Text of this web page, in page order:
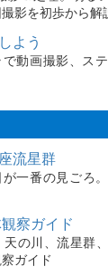
影を初歩から解
よう
動画撮影、ス
流星群
一番の見ごろ
察ガイド
天の川、流星群
ガイド